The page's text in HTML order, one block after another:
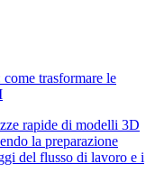
trasformare le
rapide di modelli 3D
la preparazione
del flusso di lavoro e i